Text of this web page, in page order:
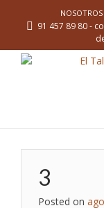
NOSOTROS
91 457 89 80 -
3
Posted on